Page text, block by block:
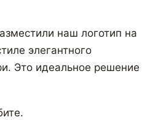
наш логотип на
элегантного
Это идеальное решение